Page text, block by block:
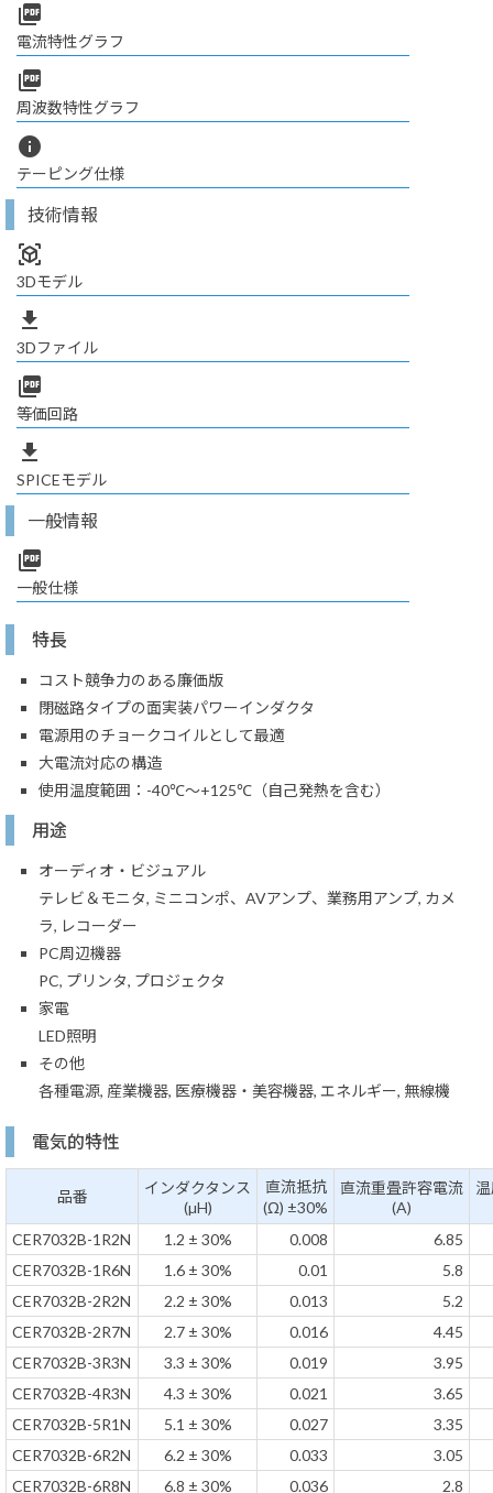
picture_as_pdf
電流特性グラフ
picture_as_pdf
周波数特性グラフ
info
テーピング仕様
技術情報
view_in_ar
3Dモデル
file_download
3Dファイル
picture_as_pdf
等価回路
file_download
SPICEモデル
一般情報
picture_as_pdf
一般仕様
特長
コスト競争力のある廉価版
閉磁路タイプの面実装パワーインダクタ
電源用のチョークコイルとして最適
大電流対応の構造
使用温度範囲：-40℃～+125℃（自己発熱を含む）
用途
オーディオ・ビジュアル
テレビ＆モニタ, ミニコンポ、AVアンプ、業務用アンプ, カメ
ラ, レコーダー
PC周辺機器
PC, プリンタ, プロジェクタ
家電
LED照明
その他
各種電源, 産業機器, 医療機器・美容機器, エネルギー, 無線機
電気的特性
品番
インダクタンス
(µH)
直流抵抗
(Ω) ±30%
直流重畳許容電流
(A)
CER7032B-1R2N 1.2 ± 30% 0.008
6.85
CER7032B-1R6N
1.6 ± 30% 0.01
5.8
CER7032B-2R2N
2.2 ± 30% 0.013
5.2
CER7032B-2R7N
2.7 ± 30% 0.016
4.45
CER7032B-3R3N
3.3 ± 30% 0.019
3.95
CER7032B-4R3N
4.3 ± 30% 0.021
3.65
CER7032B-5R1N
5.1 ± 30% 0.027
3.35
CER7032B-6R2N
6.2 ± 30% 0.033
3.05
CER7032B-6R8N
6.8 ± 30% 0.036 2.8